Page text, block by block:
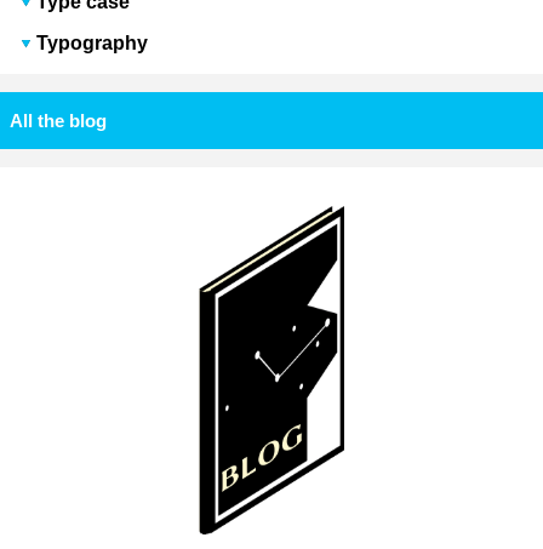
Typography
All the blog